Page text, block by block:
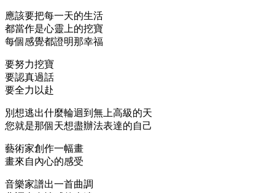
應該要把每一天的生活
都當作是心靈上的挖寶
每個感覺都證明那幸福
要努力挖寶
要認真過話
要全力以赴
別想逃出什麼輪迴到無上高級的天
您就是那個天想盡辦法表達的自己
藝術家創作一幅畫
畫來自內心的感受
音樂家譜出一首曲調